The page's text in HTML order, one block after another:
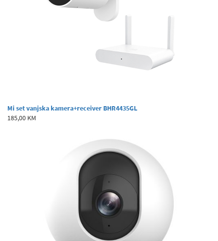
Mi set vanjska kamera+receiver BHR4435GL
185,00 KM